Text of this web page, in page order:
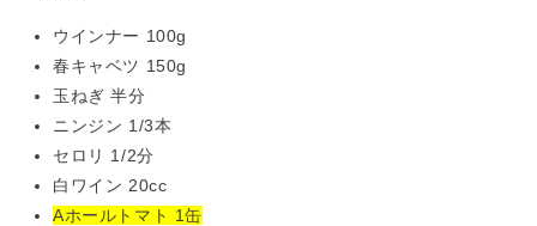
ウインナー 100g
春キャベツ 150g
玉ねぎ 半分
ニンジン 1/3本
セロリ 1/2分
白ワイン 20cc
Aホールトマト 1缶